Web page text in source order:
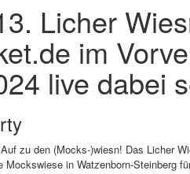
Licher
im
live dabei
zu den (Mocks-)wiesn! Das Licher
in Watzenborn-Steinberg